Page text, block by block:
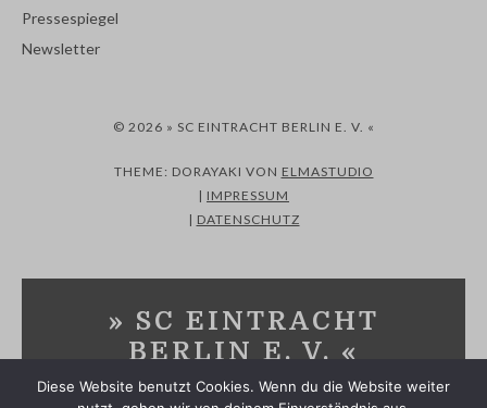
Pressespiegel
Newsletter
© 2026 » SC EINTRACHT BERLIN E. V. «
THEME: DORAYAKI VON ELMASTUDIO
| IMPRESSUM
| DATENSCHUTZ
» SC EINTRACHT
BERLIN E. V. «
Diese Website benutzt Cookies. Wenn du die Website weiter